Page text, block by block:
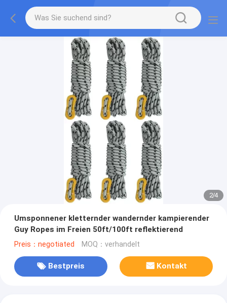
2/4
Umsponnener kletternder wandernder kampierender
Guy Ropes im Freien 50ft/100ft reflektierend
Preis：negotiated MOQ：verhandelt
Bestpreis Kontakt